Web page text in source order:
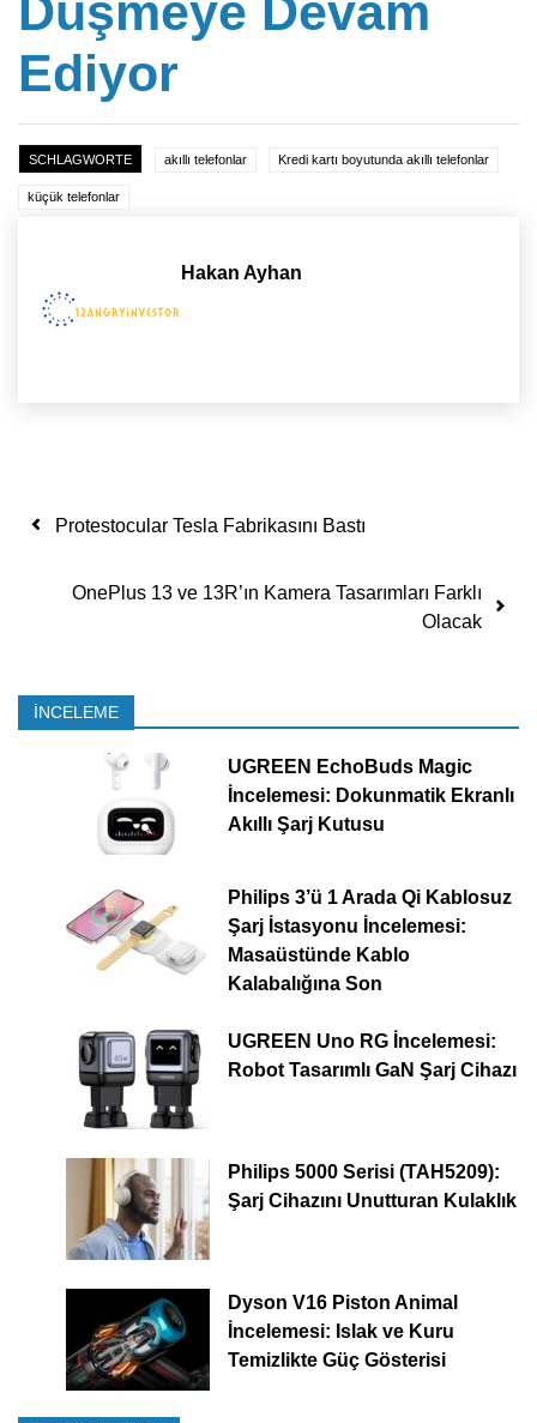
Düşmeye Devam
Ediyor
SCHLAGWORTE akıllı telefonlar Kredi kartı boyutunda akıllı telefonlar
küçük telefonlar
Hakan Ayhan
Yazı dolaşımı
Protestocular Tesla Fabrikasını Bastı
OnePlus 13 ve 13R’ın Kamera Tasarımları Farklı
Olacak
İNCELEME
UGREEN EchoBuds Magic
İncelemesi: Dokunmatik Ekranlı
Akıllı Şarj Kutusu
Philips 3’ü 1 Arada Qi Kablosuz
Şarj İstasyonu İncelemesi:
Masaüstünde Kablo
Kalabalığına Son
UGREEN Uno RG İncelemesi:
Robot Tasarımlı GaN Şarj Cihazı
Philips 5000 Serisi (TAH5209):
Şarj Cihazını Unutturan Kulaklık
Dyson V16 Piston Animal
İncelemesi: Islak ve Kuru
Temizlikte Güç Gösterisi